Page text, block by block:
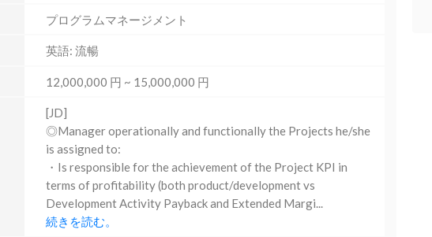
プログラムマネージメント
英語: 流暢
12,000,000 円 ~ 15,000,000 円
[JD]
◎Manager operationally and functionally the Projects he/she
is assigned to:
・Is responsible for the achievement of the Project KPI in
terms of profitability (both product/development vs
Development Activity Payback and Extended Margi...
続きを読む。